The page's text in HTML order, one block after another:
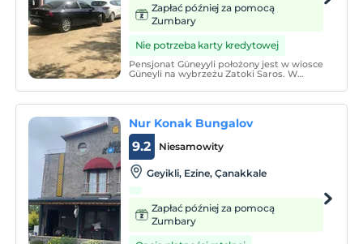
Zapłać później za pomocą
Zumbary
Nie potrzeba karty kredytowej
Pensjonat Güneyyli położony jest w wiosce
Güneyli na wybrzeżu Zatoki Saros. W
duży ogród z placem zabaw i widokiem
na zatokę.
Nur Konak Bungalov
Niesamowity
9.2
Geyikli, Ezine‎, Çanakkale
Zapłać później za pomocą
Zumbary